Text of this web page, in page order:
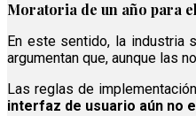
Moratoria de un año para
En este sentido, la industria
argumentan que, aunque las
Las reglas de
interfaz de usuario aún no